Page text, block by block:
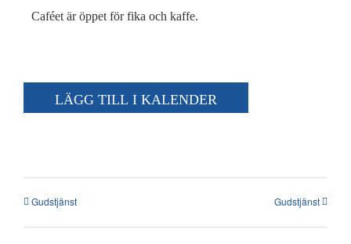
Kalender
Caféet är öppet för fika och kaffe.
LÄGG TILL I KALENDER
Gudstjänst Gudstjänst